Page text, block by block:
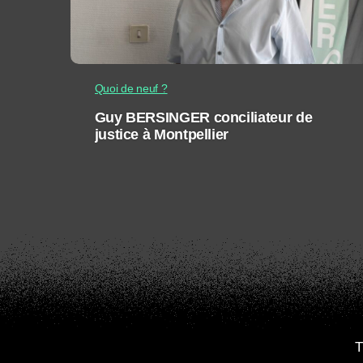
Quoi de neuf ?
Guy BERSINGER conciliateur de
justice à Montpellier